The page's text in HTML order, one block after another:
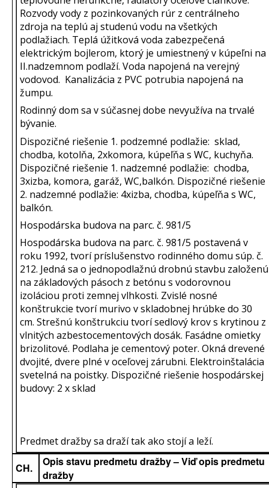
Rozvody vody z pozinkovaných rúr z centrálneho
zdroja na teplú aj studenú vodu na všetkých
podlažiach. Teplá úžitková voda zabezpečená
elektrickým bojlerom, ktorý je umiestnený v kúpeľni na
II.nadzemnom podlaží. Voda napojená na verejný
vodovod. Kanalizácia z PVC potrubia napojená na
žumpu.
Rodinný dom sa v súčasnej dobe nevyužíva na trvalé
bývanie.
Dispozičné riešenie 1. podzemné podlažie: sklad,
chodba, kotolňa, 2xkomora, kúpeľňa s WC, kuchyňa.
Dispozičné riešenie 1. nadzemné podlažie: chodba,
3xizba, komora, garáž, WC,balkón. Dispozičné riešenie
2. nadzemné podlažie: 4xizba, chodba, kúpeľňa s WC,
balkón.
Hospodárska budova na parc. č. 981/5
Hospodárska budova na parc. č. 981/5 postavená v
roku 1992, tvorí príslušenstvo rodinného domu súp. č.
212. Jedná sa o jednopodlažnú drobnú stavbu založenú
na základových pásoch z betónu s vodorovnou
izoláciou proti zemnej vlhkosti. Zvislé nosné
konštrukcie tvorí murivo v skladobnej hrúbke do 30
cm. Strešnú konštrukciu tvorí sedlový krov s krytinou z
vlnitých azbestocementových dosák. Fasádne omietky
brizolitové. Podlaha je cementový poter. Okná drevené
dvojité, dvere plné v oceľovej zárubni. Elektroinštalácia
svetelná na poistky. Dispozičné riešenie hospodárskej
budovy: 2 x sklad
Predmet dražby sa draží tak ako stojí a leží.
CH.
Opis stavu predmetu dražby – Viď opis predmetu
dražby